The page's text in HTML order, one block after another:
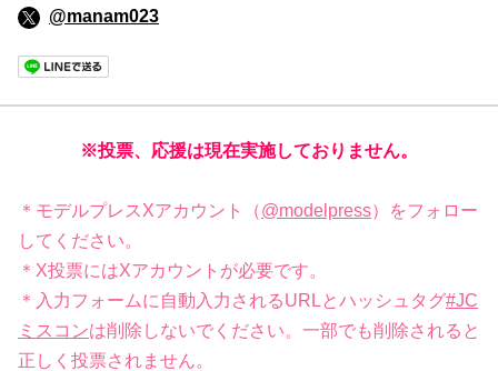
@manam023
※投票、応援は現在実施しておりません。
＊モデルプレスXアカウント（@modelpress）をフォロー
してください。
＊X投票にはXアカウントが必要です。
＊入力フォームに自動入力されるURLとハッシュタグ#JC
ミスコンは削除しないでください。一部でも削除されると
正しく投票されません。